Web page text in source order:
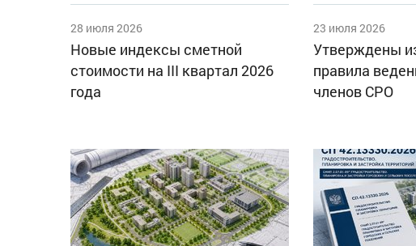
28 июля 2026
Новые индексы сметной
стоимости на III квартал 2026
года
23 июля 2026
Утверждены
правила
членов СРО